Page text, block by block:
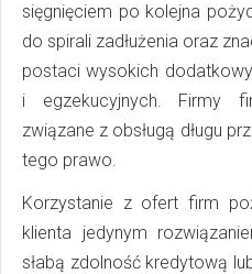
sięgnięciem po kolejna
do spirali zadłużenia oraz
postaci wysokich
i egzekucyjnych. Firmy
związane z obsługą długu
tego prawo.
Korzystanie z ofert firm
klienta jedynym
słabą zdolność kredytową